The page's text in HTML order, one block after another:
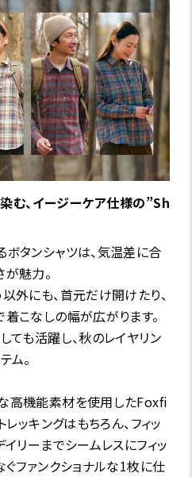
む、イージーケア仕様の”Sh
タンシャツは、気温差に合
魅力。
外にも、首元だけ開けたり、
こなしの幅が広がります。
ても活躍し、秋のレイヤリン
ム。
高機能素材を使用したFoxfi
ッキングはもちろん、フィッ
イリーまでシームレスにフィッ
ぐファンクショナルな1枚に仕